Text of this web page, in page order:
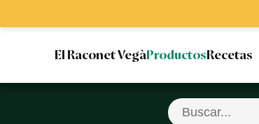
El Raconet VegàProductosRecetas